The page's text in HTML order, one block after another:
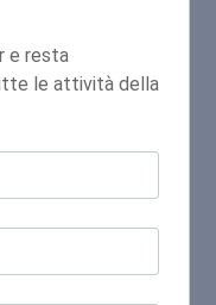
e resta
le attività della